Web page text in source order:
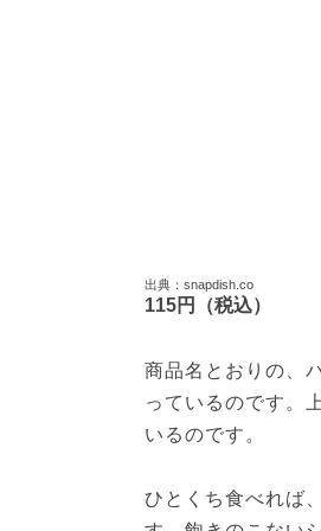
出典：snapdish.co
115円（税込）
商品名とおりの、
っているのです。
いるのです。
ひとくち食べれば